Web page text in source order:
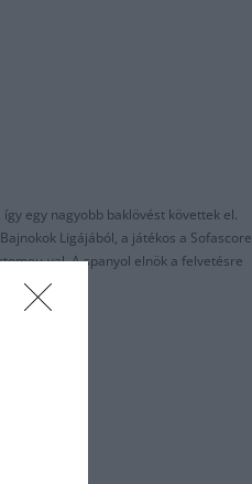
egy nagyobb baklövést követtek el.
Ligájából, a játékos a Sofascore
val. A spanyol elnök a felvetésre